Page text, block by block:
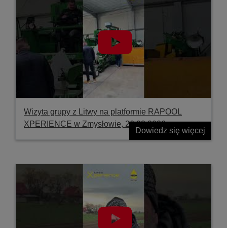
Wizyta grupy z Litwy na platformie RAPOOL
XPERIENCE w Zmysłowie, 26.03.2026
Dowiedz się więcej